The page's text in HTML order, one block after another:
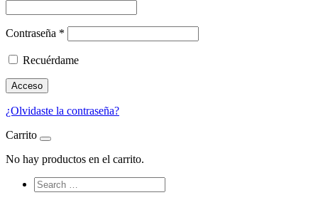
Contraseña *
Recuérdame
Acceso
¿Olvidaste la contraseña?
Carrito
No hay productos en el carrito.